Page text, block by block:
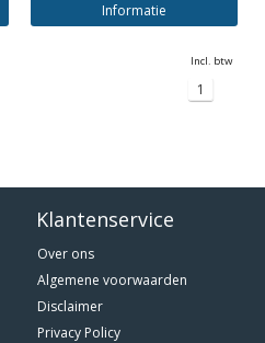
Informatie
Incl. btw
1
Klantenservice
Over ons
Algemene voorwaarden
Disclaimer
Privacy Policy